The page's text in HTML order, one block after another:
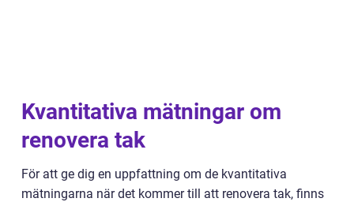
Kvantitativa mätningar om
renovera tak
För att ge dig en uppfattning om de kvantitativa
mätningarna när det kommer till att renovera tak, finns